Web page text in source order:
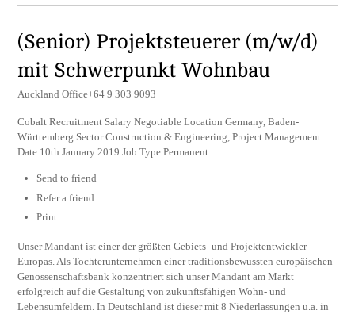
(Senior) Projektsteuerer (m/w/d)
mit Schwerpunkt Wohnbau
Auckland Office+64 9 303 9093
Cobalt Recruitment Salary Negotiable Location Germany, Baden-
Württemberg Sector Construction & Engineering, Project Management
Date 10th January 2019 Job Type Permanent
Send to friend
Refer a friend
Print
Unser Mandant ist einer der größten Gebiets- und Projektentwickler
Europas. Als Tochterunternehmen einer traditionsbewussten europäischen
Genossenschaftsbank konzentriert sich unser Mandant am Markt
erfolgreich auf die Gestaltung von zukunftsfähigen Wohn- und
Lebensumfeldern. In Deutschland ist dieser mit 8 Niederlassungen u.a. in